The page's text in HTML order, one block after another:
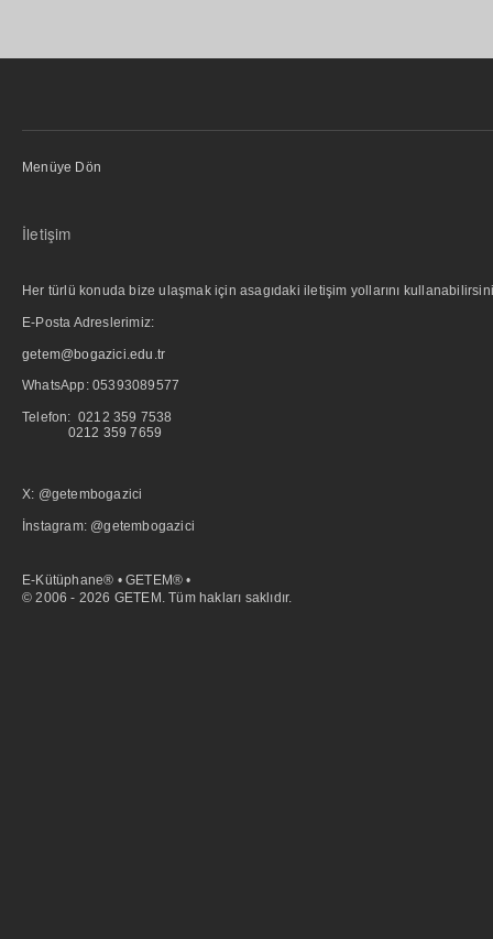
Menüye Dön
İletişim
Her türlü konuda bize ulaşmak için asagıdaki iletişim yollarını
E-Posta Adreslerimiz:
getem@bogazici.edu.tr
WhatsApp: 05393089577
Telefon: 0212 359 7538
0212 359 7659
X: @getembogazici
İnstagram: @getembogazici
E-Kütüphane® • GETEM® •
© 2006 - 2026 GETEM. Tüm hakları saklıdır.